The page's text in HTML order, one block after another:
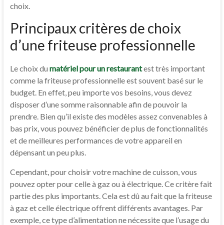
choix.
Principaux critères de choix
d’une friteuse professionnelle
Le choix du matériel pour un restaurantest très important
comme la friteuse professionnelle est souvent basé sur le
budget. En effet, peu importe vos besoins, vous devez
disposer d’une somme raisonnable afin de pouvoir la
prendre. Bien qu’il existe des modèles assez convenables à
bas prix, vous pouvez bénéficier de plus de fonctionnalités
et de meilleures performances de votre appareil en
dépensant un peu plus.
Cependant, pour choisir votre machine de cuisson, vous
pouvez opter pour celle à gaz ou à électrique. Ce critère fait
partie des plus importants. Cela est dû au fait que la friteuse
à gaz et celle électrique offrent différents avantages. Par
exemple, ce type d’alimentation ne nécessite que l’usage du